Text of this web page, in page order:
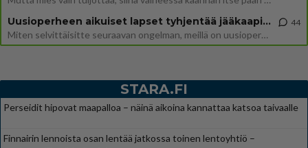
Uusioperheen aikuiset lapset tyhjentää jääkaapin käydessään
Miten selvittäisitte seuraavan ongelman, meillä on uusioperhe, minulla teini-ikäiset lapset ja puolisolla aikuiset, jotk
44
STARA.FI
Perseidit hipovat maapalloa – näinä aikoina kannattaa katsoa taivaalle
Finnairin lennoista osan lentää jatkossa toinen lentoyhtiö –